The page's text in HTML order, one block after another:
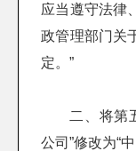
应当遵守法律
政管理部门关
定。”
二、将第
公司”修改为“